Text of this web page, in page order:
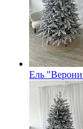
Ель